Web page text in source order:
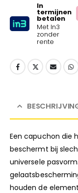
In
termijnen
betalen
Met In3
zonder
rente
Een capuchon die
beschermt bij
universele
houden de